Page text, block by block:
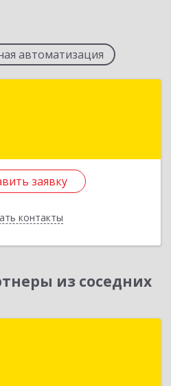
автоматизация
заявку
контакты
обл, Верхний Уфалей г,
заявку
Назад
из соседних
обл, Екатеринбург г, 8